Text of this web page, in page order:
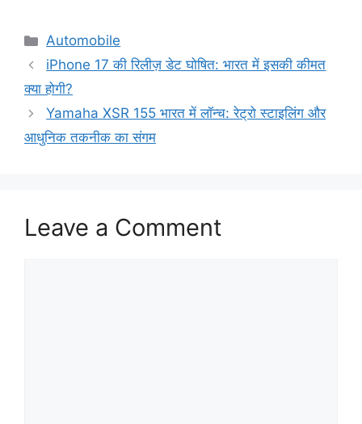
Categories
Automobile
iPhone 17 की रिलीज़ डेट घोषित: भारत में इसकी कीमत
क्या होगी?
Yamaha XSR 155 भारत में लॉन्च: रेट्रो स्टाइलिंग और
आधुनिक तकनीक का संगम
Leave a Comment